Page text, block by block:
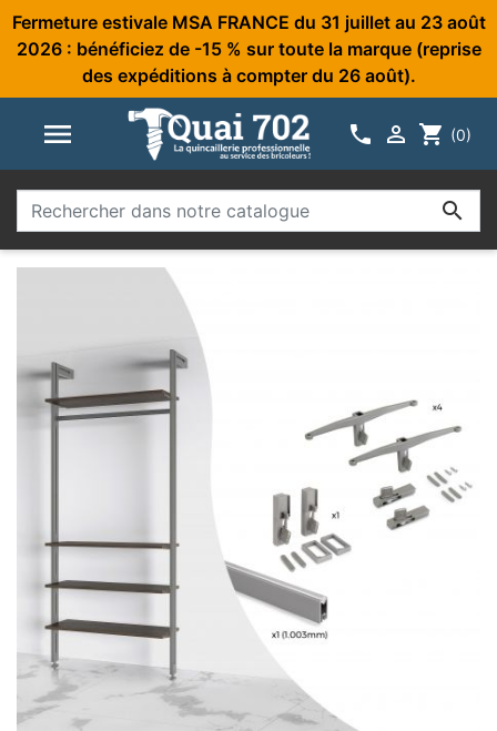
Fermeture estivale MSA FRANCE du 31 juillet au 23 août
2026 : bénéficiez de -15 % sur toute la marque (reprise
des expéditions à compter du 26 août).
   shopping_cart (0)
